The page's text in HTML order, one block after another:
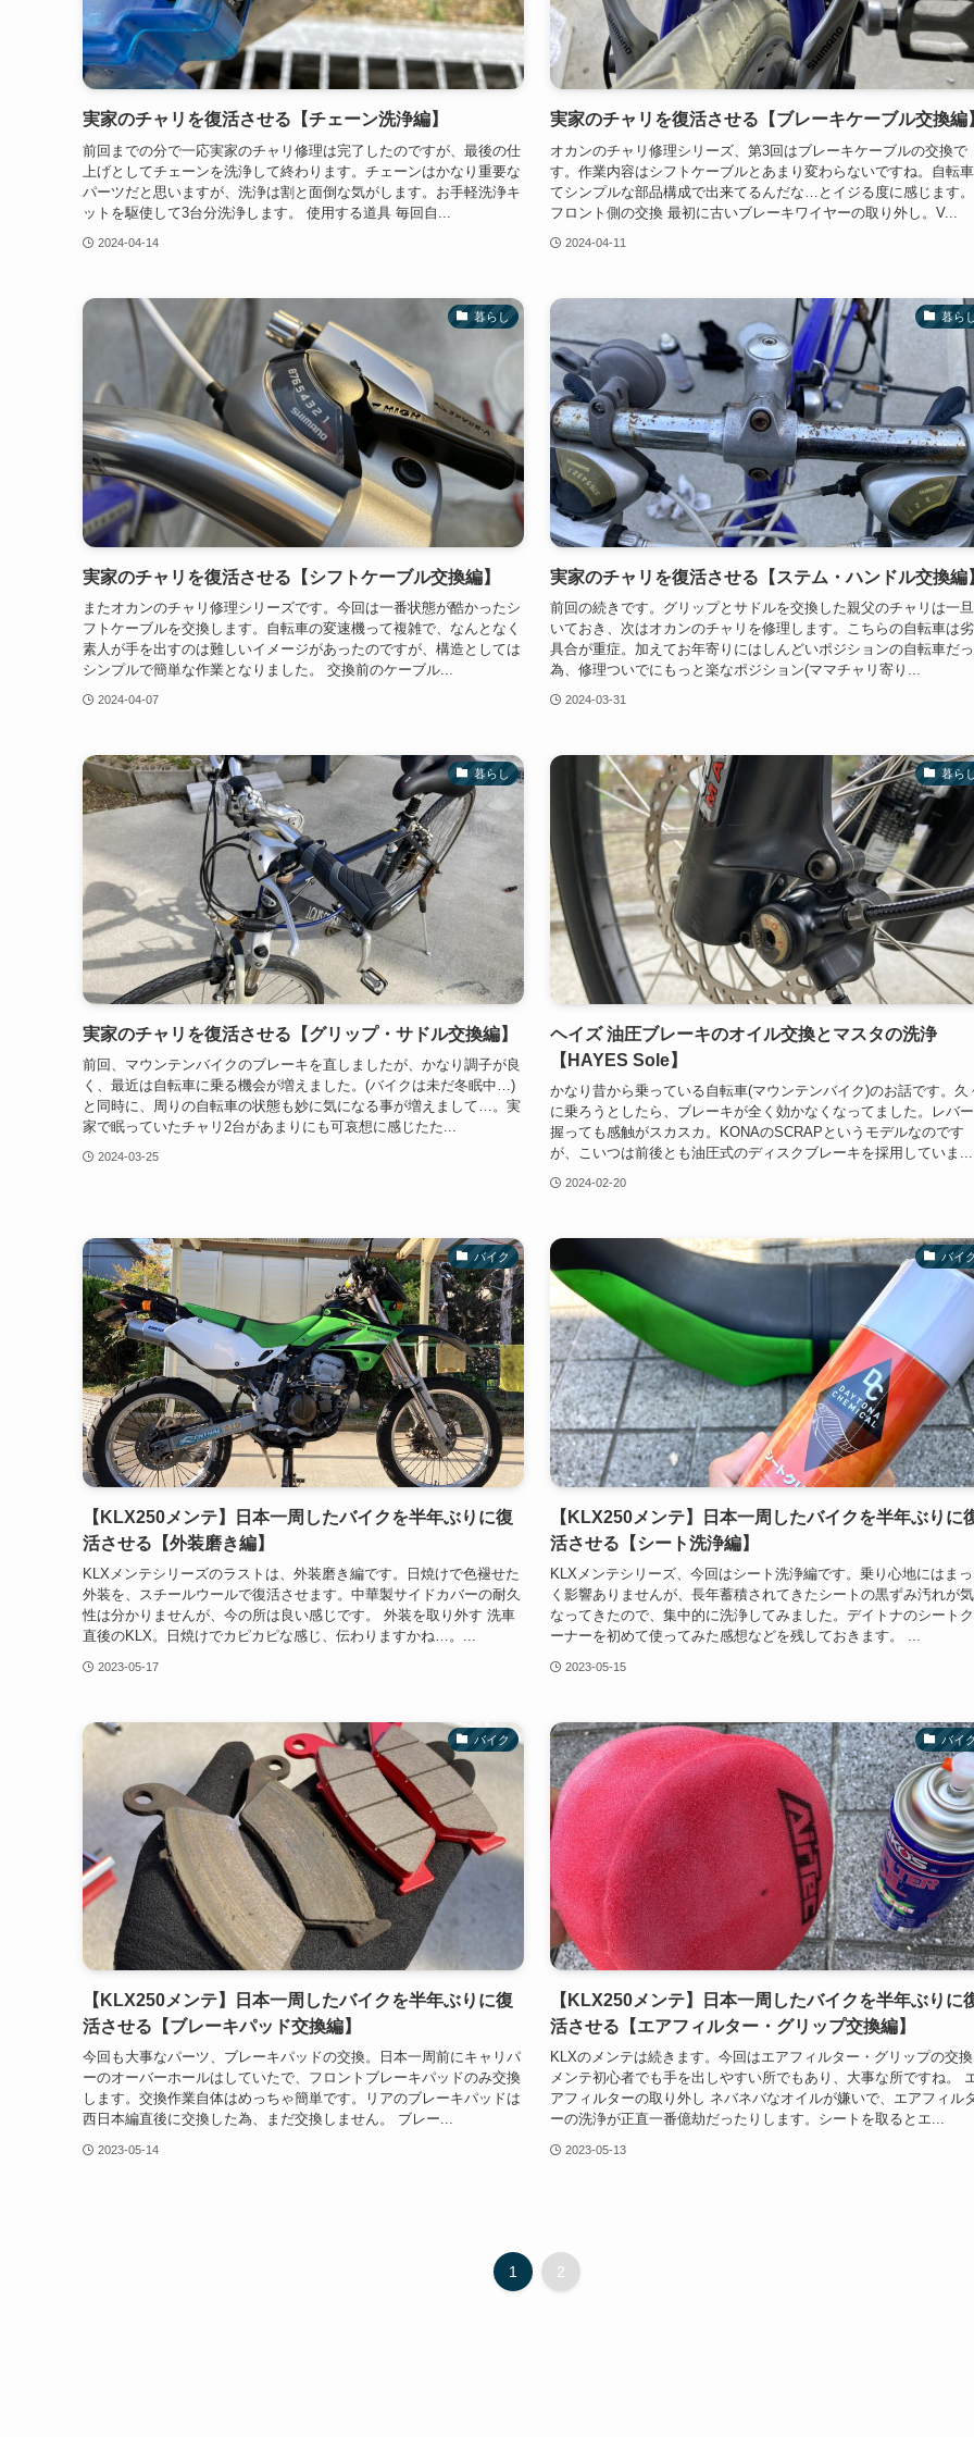
実家のチャリを復活させる【チェーン洗浄編】
前回までの分で一応実家のチャリ修理は完了したのですが、最後の仕
上げとしてチェーンを洗浄して終わります。チェーンはかなり重要な
パーツだと思いますが、洗浄は割と面倒な気がします。お手軽洗浄キ
ットを駆使して3台分洗浄します。 使用する道具 毎回自...
2024-04-14
実家のチャリを復活させる【ブレーキケーブル交換編
オカンのチャリ修理シリーズ、第3回はブレーキケーブルの交換で
す。作業内容はシフトケーブルとあまり変わらないですね。自転
てシンプルな部品構成で出来てるんだな…とイジる度に感じます。
フロント側の交換 最初に古いブレーキワイヤーの取り外し。V...
2024-04-11
暮らし
実家のチャリを復活させる【シフトケーブル交換編】
またオカンのチャリ修理シリーズです。今回は一番状態が酷かったシ
フトケーブルを交換します。自転車の変速機って複雑で、なんとなく
素人が手を出すのは難しいイメージがあったのですが、構造としては
シンプルで簡単な作業となりました。 交換前のケーブル...
2024-04-07
暮ら
実家のチャリを復活させる【ステム・ハンドル交換編
前回の続きです。グリップとサドルを交換した親父のチャリは一
いておき、次はオカンのチャリを修理します。こちらの自転車は
具合が重症。加えてお年寄りにはしんどいポジションの自転車だ
為、修理ついでにもっと楽なポジション(ママチャリ寄り...
2024-03-31
暮らし
実家のチャリを復活させる【グリップ・サドル交換編】
前回、マウンテンバイクのブレーキを直しましたが、かなり調子が良
く、最近は自転車に乗る機会が増えました。(バイクは未だ冬眠中…)
と同時に、周りの自転車の状態も妙に気になる事が増えまして…。実
家で眠っていたチャリ2台があまりにも可哀想に感じたた...
2024-03-25
暮ら
ヘイズ 油圧ブレーキのオイル交換とマスタの洗浄
【HAYES Sole】
かなり昔から乗っている自転車(マウンテンバイク)のお話です。久
に乗ろうとしたら、ブレーキが全く効かなくなってました。レバ
握っても感触がスカスカ。KONAのSCRAPというモデルなのです
が、こいつは前後とも油圧式のディスクブレーキを採用していま...
2024-02-20
バイク
【KLX250メンテ】日本一周したバイクを半年ぶりに復
活させる【外装磨き編】
KLXメンテシリーズのラストは、外装磨き編です。日焼けで色褪せた
外装を、スチールウールで復活させます。中華製サイドカバーの耐久
性は分かりませんが、今の所は良い感じです。 外装を取り外す 洗車
直後のKLX。日焼けでカピカピな感じ、伝わりますかね…。...
2023-05-17
バイ
【KLX250メンテ】日本一周したバイクを半年ぶりに
活させる【シート洗浄編】
KLXメンテシリーズ、今回はシート洗浄編です。乗り心地にはま
く影響ありませんが、長年蓄積されてきたシートの黒ずみ汚れが
なってきたので、集中的に洗浄してみました。デイトナのシート
ーナーを初めて使ってみた感想などを残しておきます。 ...
2023-05-15
バイク
【KLX250メンテ】日本一周したバイクを半年ぶりに復
活させる【ブレーキパッド交換編】
今回も大事なパーツ、ブレーキパッドの交換。日本一周前にキャリパ
ーのオーバーホールはしていたで、フロントブレーキパッドのみ交換
します。交換作業自体はめっちゃ簡単です。リアのブレーキパッドは
西日本編直後に交換した為、まだ交換しません。 ブレー...
2023-05-14
バイ
【KLX250メンテ】日本一周したバイクを半年ぶりに
活させる【エアフィルター・グリップ交換編】
KLXのメンテは続きます。今回はエアフィルター・グリップの交
メンテ初心者でも手を出しやすい所でもあり、大事な所ですね。
アフィルターの取り外し ネバネバなオイルが嫌いで、エアフィル
ーの洗浄が正直一番億劫だったりします。シートを取るとエ...
2023-05-13
1 2